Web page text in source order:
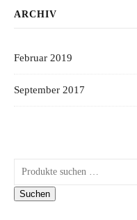
ARCHIV
Februar 2019
September 2017
Suchen nach:
Suchen